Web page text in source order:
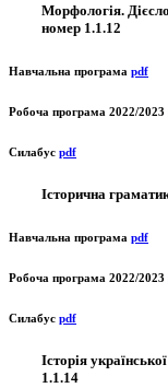
Морфологія.
номер 1.1.12
Навчальна програма pdf
Робоча програма 2022/2023
Силабус pdf
Історична
Навчальна програма pdf
Робоча програма 2022/2023
Силабус pdf
Історія
1.1.14